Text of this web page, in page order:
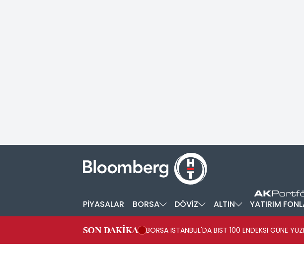
PİYASALAR BORSA DÖVİZ ALTIN YATIRIM
SON DAKİKA BORSA İSTANBUL'DA BIST 100 ENDEKSİ GÜNE